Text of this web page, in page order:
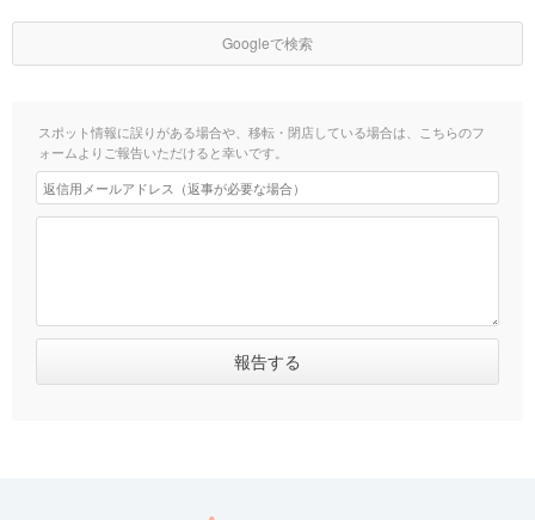
Googleで検索
スポット情報に誤りがある場合や、移転・閉店している場合は、こちらのフ
ォームよりご報告いただけると幸いです。